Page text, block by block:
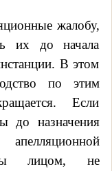
жалобу,
их до начала
В этом
по этим
Если
до назначения
лицом, не